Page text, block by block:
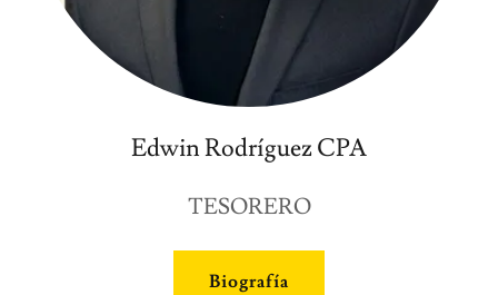
Edwin Rodríguez CPA
TESORERO
Biografía